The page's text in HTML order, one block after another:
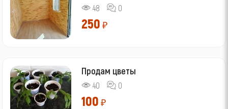
48 0
250 ₽
Продам цветы
40 0
100 ₽